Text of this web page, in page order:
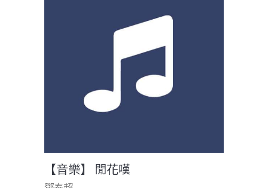
【音樂】 閒花嘆